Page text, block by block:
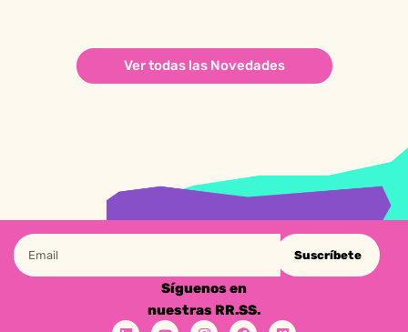
Ver todas las Novedades
Suscríbete
Síguenos en
nuestras RR.SS.